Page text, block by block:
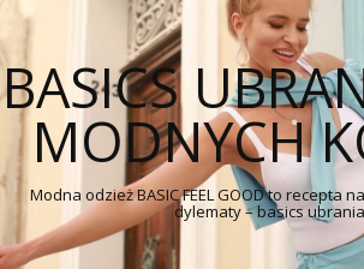
BASICS
MODNYCH
Modna odzież BASIC FEEL GOOD to recepta
dylematy – basics ubrania